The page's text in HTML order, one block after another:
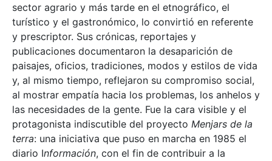
sector agrario y más tarde en el etnográfico, el
turístico y el gastronómico, lo convirtió en referente
y prescriptor. Sus crónicas, reportajes y
publicaciones documentaron la desaparición de
paisajes, oficios, tradiciones, modos y estilos de vida
y, al mismo tiempo, reflejaron su compromiso social,
al mostrar empatía hacia los problemas, los anhelos y
las necesidades de la gente. Fue la cara visible y el
protagonista indiscutible del proyecto Menjars de la
terra: una iniciativa que puso en marcha en 1985 el
diario Información, con el fin de contribuir a la